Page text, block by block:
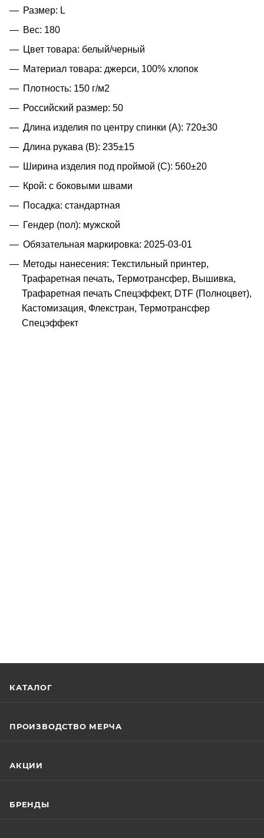
Размер: L
Вес: 180
Цвет товара: белый/черный
Материал товара: джерси, 100% хлопок
Плотность: 150 г/м2
Российский размер: 50
Длина изделия по центру спинки (A): 720±30
Длина рукава (B): 235±15
Ширина изделия под проймой (С): 560±20
Крой: с боковыми швами
Посадка: стандартная
Гендер (пол): мужской
Обязательная маркировка: 2025-03-01
Методы нанесения: Текстильный принтер,
Трафаретная печать, Термотрансфер, Вышивка,
Трафаретная печать Спецэффект, DTF (Полноцвет),
Кастомизация, Флекстран, Термотрансфер
Спецэффект
КАТАЛОГ
ПРОИЗВОДСТВО МЕРЧА
АКЦИИ
БРЕНДЫ